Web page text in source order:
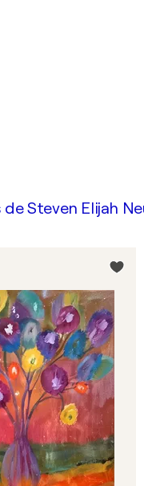
deSteven Elijah